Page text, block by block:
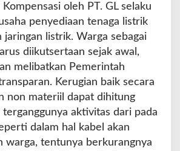
oleh PT. GL selaku
penyediaan tenaga listrik
listrik. Warga sebagai
diikutsertaan sejak awal,
melibatkan Pemerintah
Kerugian baik secara
non materiil dapat dihitung
terganggunya aktivitas dari pada
dalam hal kabel akan
warga, tentunya berkurangnya